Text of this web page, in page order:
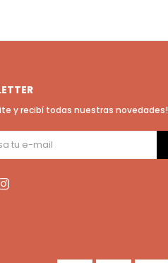
y recibí todas nuestras novedades!